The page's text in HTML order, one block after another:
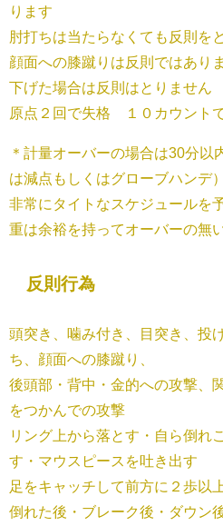
ります
肘打ちは当たらなくても反則を
顔面への膝蹴りは反則ではあり
下げた場合は反則はとりません
原点２回で失格 １０カウント
＊計量オーバーの場合は30分以
は減点もしくはグローブハンデ）
非常にタイトなスケジュールを
重は余裕を持ってオーバーの無
反則行為
頭突き、噛み付き、目突き、投
ち、顔面への膝蹴り、
後頭部・背中・金的への攻撃、
をつかんでの攻撃
リング上から落とす・自ら倒れ
す・マウスピースを吐き出す
足をキャッチして前方に２歩以
倒れた後・ブレーク後・ダウン